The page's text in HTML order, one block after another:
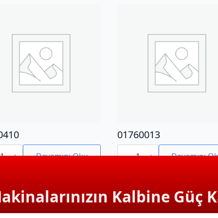
Devamını Oku
01760013
01760013
adet Devamını
Kalbine Güç